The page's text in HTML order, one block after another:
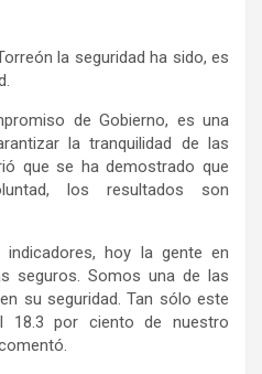
la seguridad ha sido, es
de Gobierno, es una
la tranquilidad de las
que se ha demostrado que
los resultados son
hoy la gente en
seguros. Somos una de las
su seguridad. Tan sólo este
18.3 por ciento de nuestro